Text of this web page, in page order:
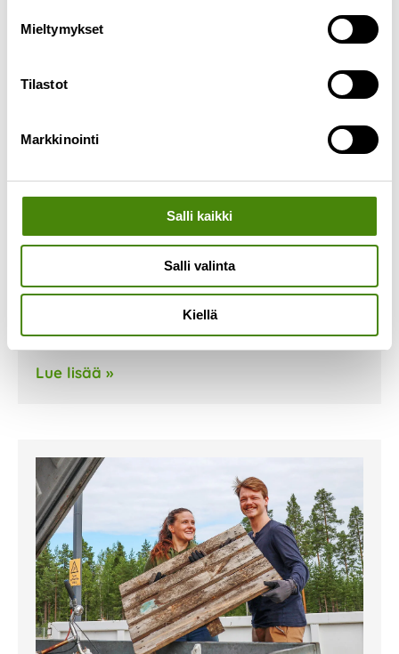
Mieltymykset
Tilastot
Markkinointi
Salli kaikki
Salli valinta
Kiellä
jaetaan joulukuun alussa
maksutta toimialueemme kotitalouksiin joulukuun
ensimmäisestä viikosta alkaen. Kalenteri jaetaan
kotitalouksiin, jotka eivät ole kieltäneet
ilmaisjakelua. Kalenterimme
Lue lisää »